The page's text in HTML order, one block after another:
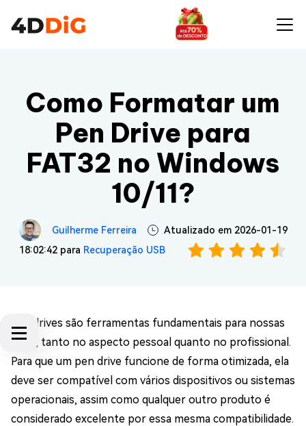
Como Formatar um
Pen Drive para
FAT32 no Windows
10/11?
Guilherme Ferreira
Atualizado em 2026-01-19
18:02:42 para Recuperação USB
Pen drives são ferramentas fundamentais para nossas
vidas, tanto no aspecto pessoal quanto no profissional.
Para que um pen drive funcione de forma otimizada, ela
deve ser compatível com vários dispositivos ou sistemas
operacionais, assim como qualquer outro produto é
considerado excelente por essa mesma compatibilidade.